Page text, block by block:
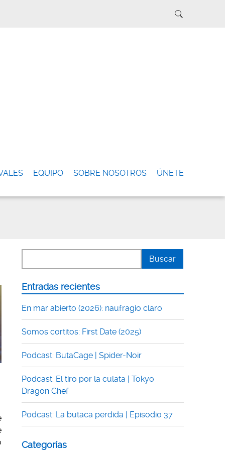
EQUIPO SOBRE NOSOTROS ÚNETE
Entradas recientes
En mar abierto (2026): naufragio claro
Somos cortitos: First Date (2025)
Podcast: ButaCage | Spider-Noir
Podcast: El tiro por la culata | Tokyo
Dragon Chef
Podcast: La butaca perdida | Episodio 37
Categorías